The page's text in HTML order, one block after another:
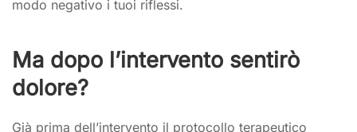
modo negativo i tuoi riflessi.
Ma dopo l’intervento sentirò
dolore?
Già prima dell’intervento il protocollo terapeutico